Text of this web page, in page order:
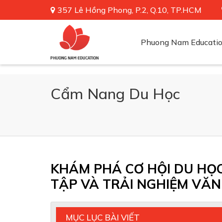
357 Lê Hồng Phong, P.2, Q.10, TP.HCM
Phuong Nam
Cẩm Nang Du Học
KHÁM PHÁ CƠ HỘI DU
TẬP VÀ TRẢI NGHIỆM
MỤC LỤC BÀI VIẾT